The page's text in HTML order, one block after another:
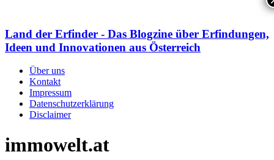
Land der Erfinder - Das Blogzine über Erfindungen,
Ideen und Innovationen aus Österreich
Über uns
Kontakt
Impressum
Datenschutzerklärung
Disclaimer
immowelt.at